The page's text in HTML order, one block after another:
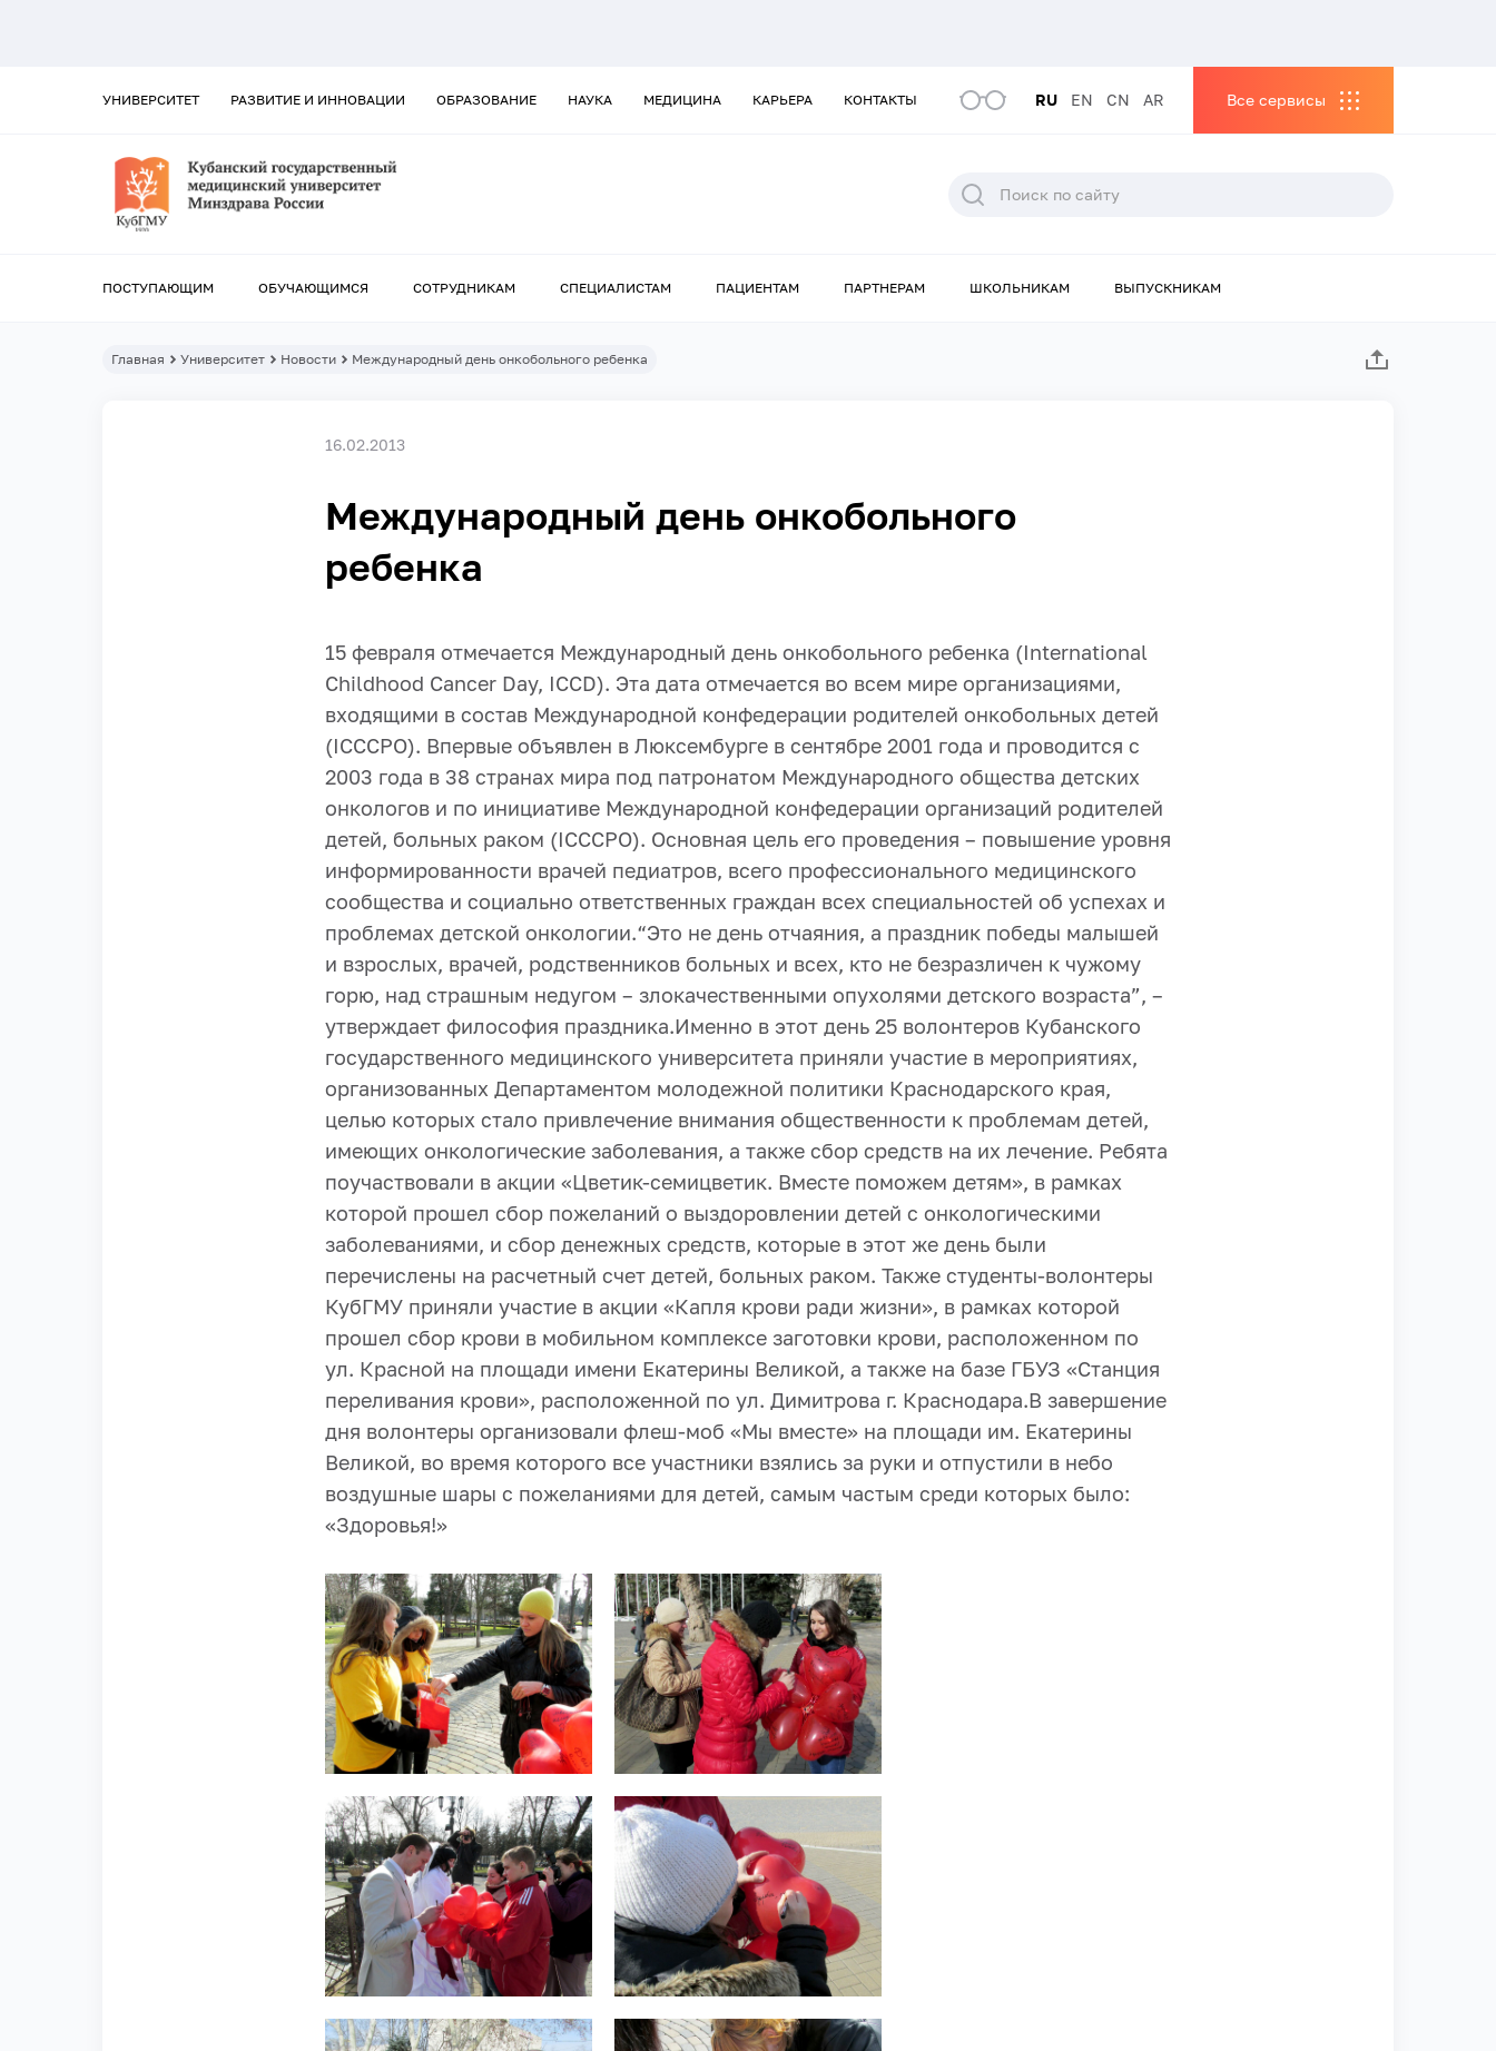
УНИВЕРСИТЕТ РАЗВИТИЕ И ИННОВАЦИИ ОБРАЗОВАНИЕ НАУКА МЕДИЦИНА КАРЬЕРА КОНТАКТЫ RU EN CN AR Все сервисы
ПОСТУПАЮЩИМ ОБУЧАЮЩИМСЯ СОТРУДНИКАМ СПЕЦИАЛИСТАМ ПАЦИЕНТАМ ПАРТНЕРАМ ШКОЛЬНИКАМ ВЫПУСКНИКАМ
Главная Университет Новости Международный день онкобольного ребенка
16.02.2013
Международный день онкобольного
ребенка
15 февраля отмечается Международный день онкобольного ребенка (International
Childhood Cancer Day, ICCD). Эта дата отмечается во всем мире организациями,
входящими в состав Международной конфедерации родителей онкобольных детей
(ICCCPO). Впервые объявлен в Люксембурге в сентябре 2001 года и проводится с
2003 года в 38 странах мира под патронатом Международного общества детских
онкологов и по инициативе Международной конфедерации организаций родителей
детей, больных раком (ICCCPO). Основная цель его проведения – повышение уровня
информированности врачей педиатров, всего профессионального медицинского
сообщества и социально ответственных граждан всех специальностей об успехах и
проблемах детской онкологии.“Это не день отчаяния, а праздник победы малышей
и взрослых, врачей, родственников больных и всех, кто не безразличен к чужому
горю, над страшным недугом – злокачественными опухолями детского возраста”, –
утверждает философия праздника.Именно в этот день 25 волонтеров Кубанского
государственного медицинского университета приняли участие в мероприятиях,
организованных Департаментом молодежной политики Краснодарского края,
целью которых стало привлечение внимания общественности к проблемам детей,
имеющих онкологические заболевания, а также сбор средств на их лечение. Ребята
поучаствовали в акции «Цветик-семицветик. Вместе поможем детям», в рамках
которой прошел сбор пожеланий о выздоровлении детей с онкологическими
заболеваниями, и сбор денежных средств, которые в этот же день были
перечислены на расчетный счет детей, больных раком. Также студенты-волонтеры
КубГМУ приняли участие в акции «Капля крови ради жизни», в рамках которой
прошел сбор крови в мобильном комплексе заготовки крови, расположенном по
ул. Красной на площади имени Екатерины Великой, а также на базе ГБУЗ «Станция
переливания крови», расположенной по ул. Димитрова г. Краснодара.В завершение
дня волонтеры организовали флеш-моб «Мы вместе» на площади им. Екатерины
Великой, во время которого все участники взялись за руки и отпустили в небо
воздушные шары с пожеланиями для детей, самым частым среди которых было:
«Здоровья!»